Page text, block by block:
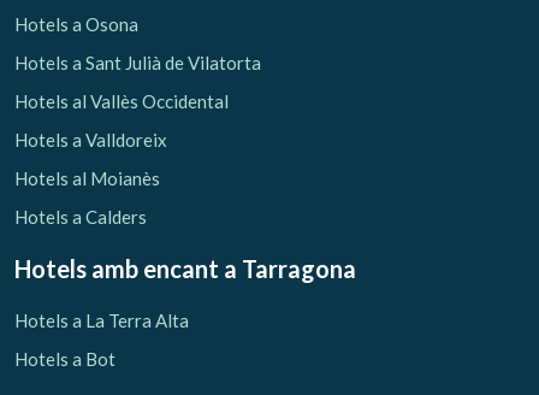
Hotels a Osona
Hotels a Sant Julià de Vilatorta
Hotels al Vallès Occidental
Hotels a Valldoreix
Hotels al Moianès
Hotels a Calders
Hotels amb encant a Tarragona
Hotels a La Terra Alta
Hotels a Bot